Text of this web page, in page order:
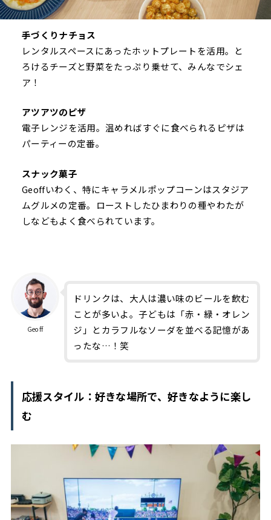
手づくりナチョス
レンタルスペースにあったホットプレートを活用。と
ろけるチーズと野菜をたっぷり乗せて、みんなでシェ
ア！
アツアツのピザ
電子レンジを活用。温めればすぐに食べられるピザは
パーティーの定番。
スナック菓子
Geoffいわく、特にキャラメルポップコーンはスタジア
ムグルメの定番。ローストしたひまわりの種やわたが
しなどもよく食べられています。
Geoff
ドリンクは、大人は濃い味のビールを飲む
ことが多いよ。子どもは「赤・緑・オレン
ジ」とカラフルなソーダを並べる記憶があ
ったな…！笑
応援スタイル：好きな場所で、好きなように楽し
む